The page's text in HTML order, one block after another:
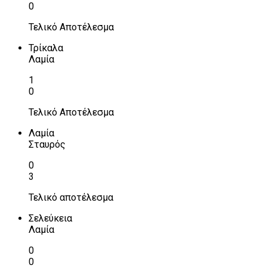
0
Τελικό Αποτέλεσμα
Τρίκαλα
Λαμία
1
0
Τελικό Αποτέλεσμα
Λαμία
Σταυρός
0
3
Τελικό αποτέλεσμα
Σελεύκεια
Λαμία
0
0